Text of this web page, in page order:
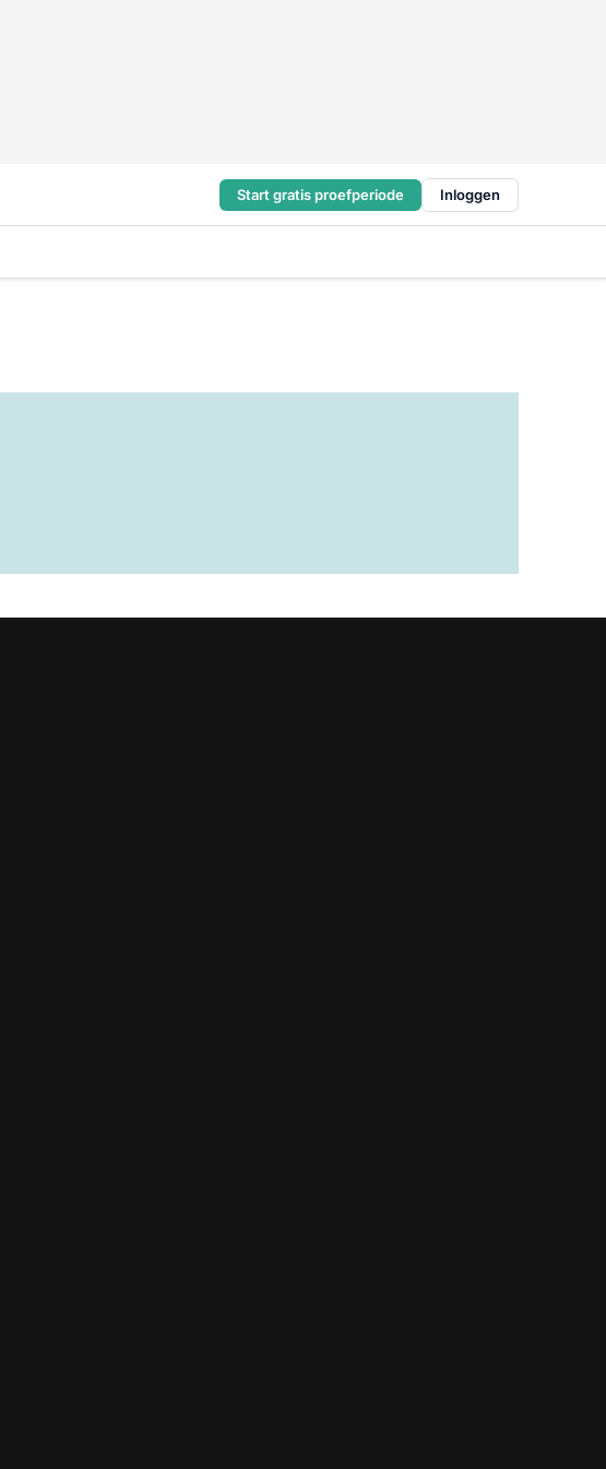
Start gratis proefperiode Inloggen